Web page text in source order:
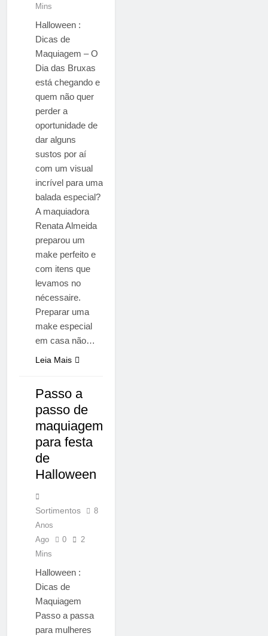
Mins
Halloween :
Dicas de
Maquiagem – O
Dia das Bruxas
está chegando e
quem não quer
perder a
oportunidade de
dar alguns
sustos por aí
com um visual
incrível para uma
balada especial?
A maquiadora
Renata Almeida
preparou um
make perfeito e
com itens que
levamos no
nécessaire.
Preparar uma
make especial
em casa não…
Leia Mais
NOTÍCIAS
Passo a
passo de
maquiagem
para festa
de
Halloween
Sortimentos
8
Anos
Ago
0
2
Mins
Halloween :
Dicas de
Maquiagem
Passo a passa
para mulheres